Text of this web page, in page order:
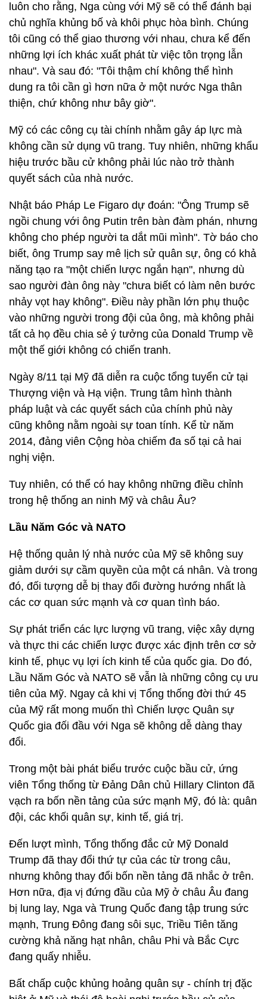
luôn cho rằng, Nga cùng với Mỹ sẽ có thể đánh bại
chủ nghĩa khủng bố và khôi phục hòa bình. Chúng
tôi cũng có thể giao thương với nhau, chưa kể đến
những lợi ích khác xuất phát từ việc tôn trọng lẫn
nhau". Và sau đó: "Tôi thậm chí không thể hình
dung ra tôi cần gì hơn nữa ở một nước Nga thân
thiện, chứ không như bây giờ".
Mỹ có các công cụ tài chính nhằm gây áp lực mà
không cần sử dụng vũ trang. Tuy nhiên, những khẩu
hiệu trước bầu cử không phải lúc nào trở thành
quyết sách của nhà nước.
Nhật báo Pháp Le Figaro dự đoán: "Ông Trump sẽ
ngồi chung với ông Putin trên bàn đàm phán, nhưng
không cho phép người ta dắt mũi mình". Tờ báo cho
biết, ông Trump say mê lịch sử quân sự, ông có khả
năng tạo ra "một chiến lược ngắn hạn", nhưng dù
sao người đàn ông này "chưa biết có làm nên bước
nhảy vọt hay không". Điều này phần lớn phụ thuộc
vào những người trong đội của ông, mà không phải
tất cả họ đều chia sẻ ý tưởng của Donald Trump về
một thế giới không có chiến tranh.
Ngày 8/11 tại Mỹ đã diễn ra cuộc tổng tuyển cử tại
Thượng viện và Hạ viện. Trung tâm hình thành
pháp luật và các quyết sách của chính phủ này
cũng không nằm ngoài sự toan tính. Kể từ năm
2014, đảng viên Cộng hòa chiếm đa số tại cả hai
nghị viện.
Tuy nhiên, có thể có hay không những điều chỉnh
trong hệ thống an ninh Mỹ và châu Âu?
Lầu Năm Góc và NATO
Hệ thống quản lý nhà nước của Mỹ sẽ không suy
giảm dưới sự cầm quyền của một cá nhân. Và trong
đó, đối tượng dễ bị thay đổi đường hướng nhất là
các cơ quan sức mạnh và cơ quan tình báo.
Sự phát triển các lực lượng vũ trang, việc xây dựng
và thực thi các chiến lược được xác định trên cơ sở
kinh tế, phục vụ lợi ích kinh tế của quốc gia. Do đó,
Lầu Năm Góc và NATO sẽ vẫn là những công cụ ưu
tiên của Mỹ. Ngay cả khi vị Tổng thống đời thứ 45
của Mỹ rất mong muốn thì Chiến lược Quân sự
Quốc gia đối đầu với Nga sẽ không dễ dàng thay
đổi.
Trong một bài phát biểu trước cuộc bầu cử, ứng
viên Tổng thống từ Đảng Dân chủ Hillary Clinton đã
vạch ra bốn nền tảng của sức mạnh Mỹ, đó là: quân
đội, các khối quân sự, kinh tế, giá trị.
Đến lượt mình, Tổng thống đắc cử Mỹ Donald
Trump đã thay đổi thứ tự của các từ trong câu,
nhưng không thay đổi bốn nền tảng đã nhắc ở trên.
Hơn nữa, địa vị đứng đầu của Mỹ ở châu Âu đang
bị lung lay, Nga và Trung Quốc đang tập trung sức
mạnh, Trung Đông đang sôi sục, Triều Tiên tăng
cường khả năng hạt nhân, châu Phi và Bắc Cực
đang quấy nhiễu.
Bất chấp cuộc khủng hoảng quân sự - chính trị đặc